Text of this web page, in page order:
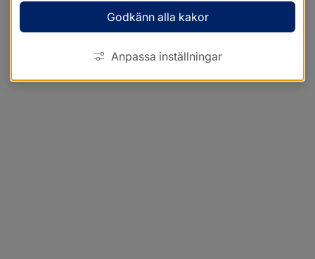
Godkänn alla kakor
Anpassa inställningar